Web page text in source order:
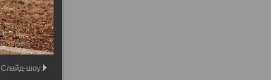
Слайд-шоу: